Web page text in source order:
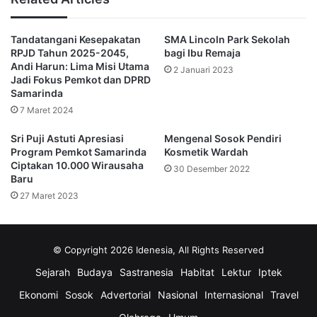
kita bertemu dengan Bank Kaltim grafikanya luar biasa naik
DPRD Samarinda idenesia.co
Tandatangani Kesepakatan
RPJD Tahun 2025-2045,
Andi Harun: Lima Misi Utama
Jadi Fokus Pemkot dan DPRD
Samarinda
7 Maret 2024
SMA Lincoln Park Sekolah
bagi Ibu Remaja
2 Januari 2023
Sri Puji Astuti Apresiasi
Program Pemkot Samarinda
Ciptakan 10.000 Wirausaha
Baru
27 Maret 2023
Mengenal Sosok Pendiri
Kosmetik Wardah
30 Desember 2022
© Copyright 2026 Idenesia, All Rights Reserved
Sejarah Budaya Sastranesia Habitat Lektur
Iptek
Ekonomi
Sosok Advertorial Nasional Internasional
Travel